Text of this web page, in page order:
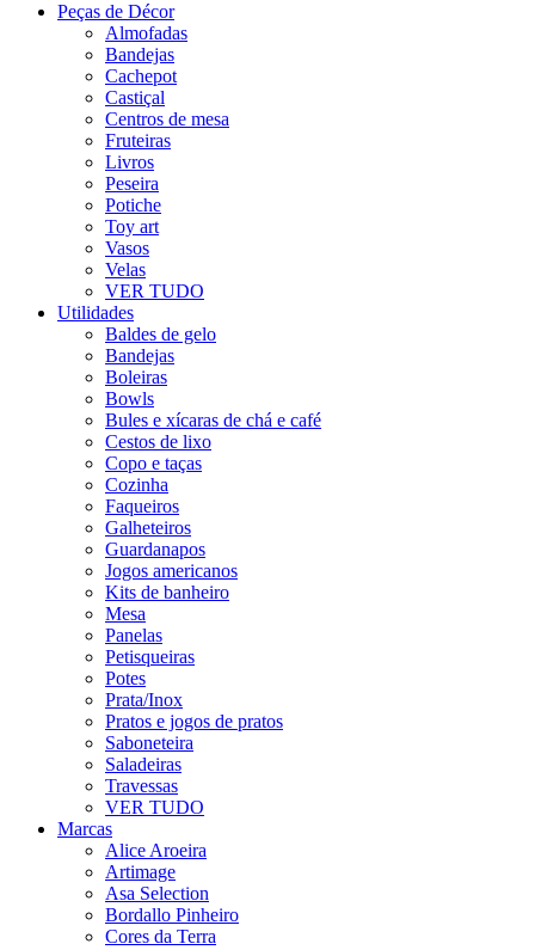
Peças de Décor
Almofadas
Bandejas
Cachepot
Castiçal
Centros de mesa
Fruteiras
Livros
Peseira
Potiche
Toy art
Vasos
Velas
VER TUDO
Utilidades
Baldes de gelo
Bandejas
Boleiras
Bowls
Bules e xícaras de chá e café
Cestos de lixo
Copo e taças
Cozinha
Faqueiros
Galheteiros
Guardanapos
Jogos americanos
Kits de banheiro
Mesa
Panelas
Petisqueiras
Potes
Prata/Inox
Pratos e jogos de pratos
Saboneteira
Saladeiras
Travessas
VER TUDO
Marcas
Alice Aroeira
Artimage
Asa Selection
Bordallo Pinheiro
Cores da Terra